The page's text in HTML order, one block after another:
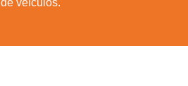
de veículos.